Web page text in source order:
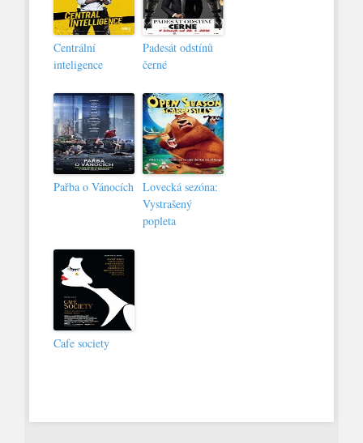
Centrální
inteligence
Padesát odstínů
černé
Pařba o Vánocích Lovecká sezóna:
Vystrašený
popleta
Cafe society